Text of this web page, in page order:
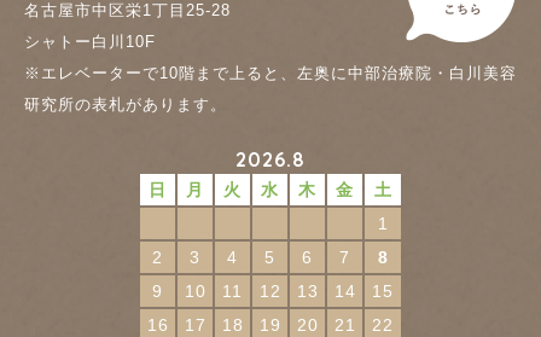
名古屋市中区栄1丁目25-28
シャトー白川10F
※エレベーターで10階まで上ると、左奥に中部治療院・白川美容
研究所の表札があります。
2026.8
日 月 火 水 木 金
土
1
2
3 4 5 6 7
8
9
10 11 12 13 14
15
16
17 18 19 20 21
22